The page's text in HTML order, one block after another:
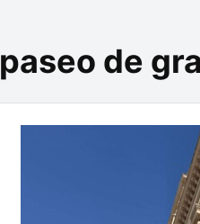
paseo de